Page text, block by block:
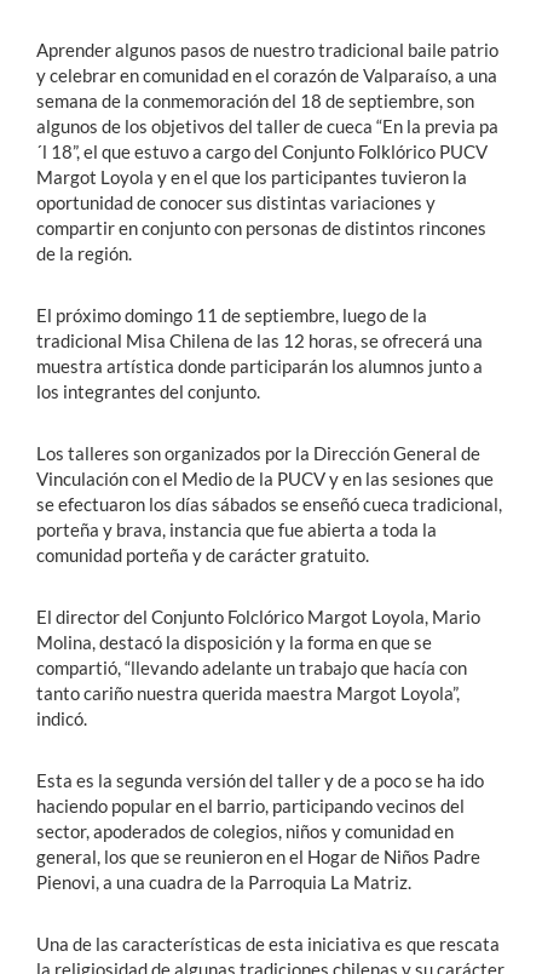
Aprender algunos pasos de nuestro tradicional baile patrio
y celebrar en comunidad en el corazón de Valparaíso, a una
semana de la conmemoración del 18 de septiembre, son
algunos de los objetivos del taller de cueca “En la previa pa
´l 18”, el que estuvo a cargo del Conjunto Folklórico PUCV
Margot Loyola y en el que los participantes tuvieron la
oportunidad de conocer sus distintas variaciones y
compartir en conjunto con personas de distintos rincones
de la región.
El próximo domingo 11 de septiembre, luego de la
tradicional Misa Chilena de las 12 horas, se ofrecerá una
muestra artística donde participarán los alumnos junto a
los integrantes del conjunto.
Los talleres son organizados por la Dirección General de
Vinculación con el Medio de la PUCV y en las sesiones que
se efectuaron los días sábados se enseñó cueca tradicional,
porteña y brava, instancia que fue abierta a toda la
comunidad porteña y de carácter gratuito.
El director del Conjunto Folclórico Margot Loyola, Mario
Molina, destacó la disposición y la forma en que se
compartió, “llevando adelante un trabajo que hacía con
tanto cariño nuestra querida maestra Margot Loyola”,
indicó.
Esta es la segunda versión del taller y de a poco se ha ido
haciendo popular en el barrio, participando vecinos del
sector, apoderados de colegios, niños y comunidad en
general, los que se reunieron en el Hogar de Niños Padre
Pienovi, a una cuadra de la Parroquia La Matriz.
Una de las características de esta iniciativa es que rescata
la religiosidad de algunas tradiciones chilenas y su carácter